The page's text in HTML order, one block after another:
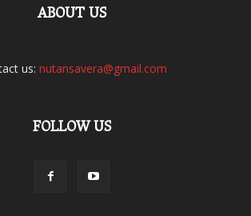
ABOUT US
us: nutansavera@gmail.com
FOLLOW US